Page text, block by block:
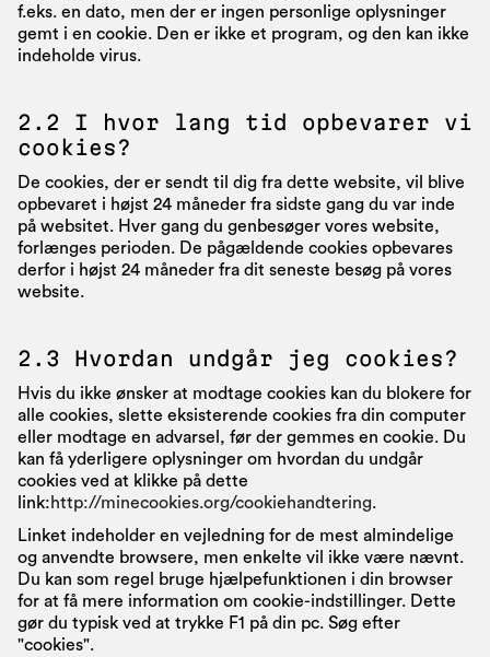
f.eks. en dato, men der er ingen personlige oplysninger
gemt i en cookie. Den er ikke et program, og den kan ikke
indeholde virus.
2.2 I hvor lang tid opbevarer vi
cookies?
De cookies, der er sendt til dig fra dette website, vil blive
opbevaret i højst 24 måneder fra sidste gang du var inde
på websitet. Hver gang du genbesøger vores website,
forlænges perioden. De pågældende cookies opbevares
derfor i højst 24 måneder fra dit seneste besøg på vores
website.
2.3 Hvordan undgår jeg cookies?
Hvis du ikke ønsker at modtage cookies kan du blokere for
alle cookies, slette eksisterende cookies fra din computer
eller modtage en advarsel, før der gemmes en cookie. Du
kan få yderligere oplysninger om hvordan du undgår
cookies ved at klikke på dette
link:http://minecookies.org/cookiehandtering.
Linket indeholder en vejledning for de mest almindelige
og anvendte browsere, men enkelte vil ikke være nævnt.
Du kan som regel bruge hjælpefunktionen i din browser
for at få mere information om cookie-indstillinger. Dette
gør du typisk ved at trykke F1 på din pc. Søg efter
"cookies".